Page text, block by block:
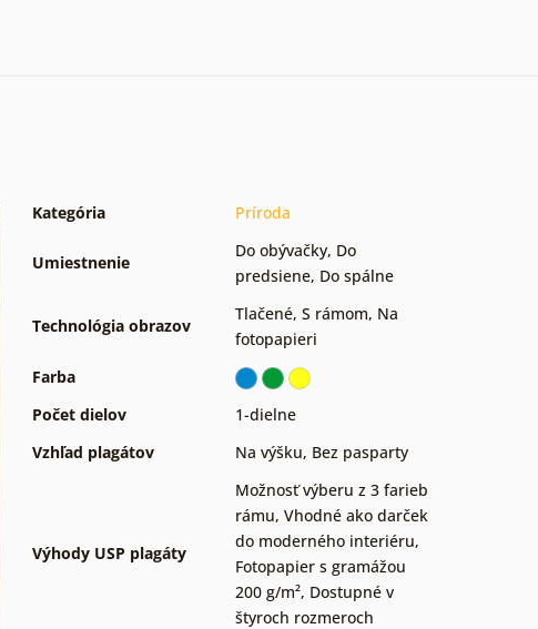
Kategória Príroda
Umiestnenie
Do obývačky, Do
predsiene, Do spálne
Technológia obrazov
Tlačené, S rámom, Na
fotopapieri
Farba
Počet dielov
1-dielne
Vzhľad plagátov
Na výšku, Bez pasparty
Výhody USP plagáty
Možnosť výberu z 3 farieb
rámu, Vhodné ako darček
do moderného interiéru,
Fotopapier s gramážou
200 g/m², Dostupné v
štyroch rozmeroch